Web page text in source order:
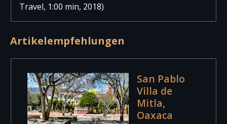
Travel, 1:00 min, 2018)
Artikelempfehlungen
San Pablo
Villa de
Mitla,
Oaxaca